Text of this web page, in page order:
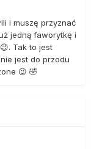
i muszę przyznać
jedną faworytkę i
Tak to jest
jest do przodu
😉 🤣